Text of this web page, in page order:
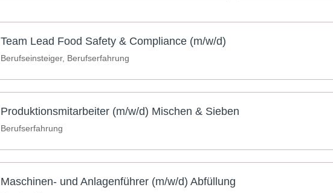
Team Lead Food Safety & Compliance (m/w/d)
Berufseinsteiger, Berufserfahrung
Produktionsmitarbeiter (m/w/d) Mischen & Sieben
Berufserfahrung
Maschinen- und Anlagenführer (m/w/d) Abfüllung